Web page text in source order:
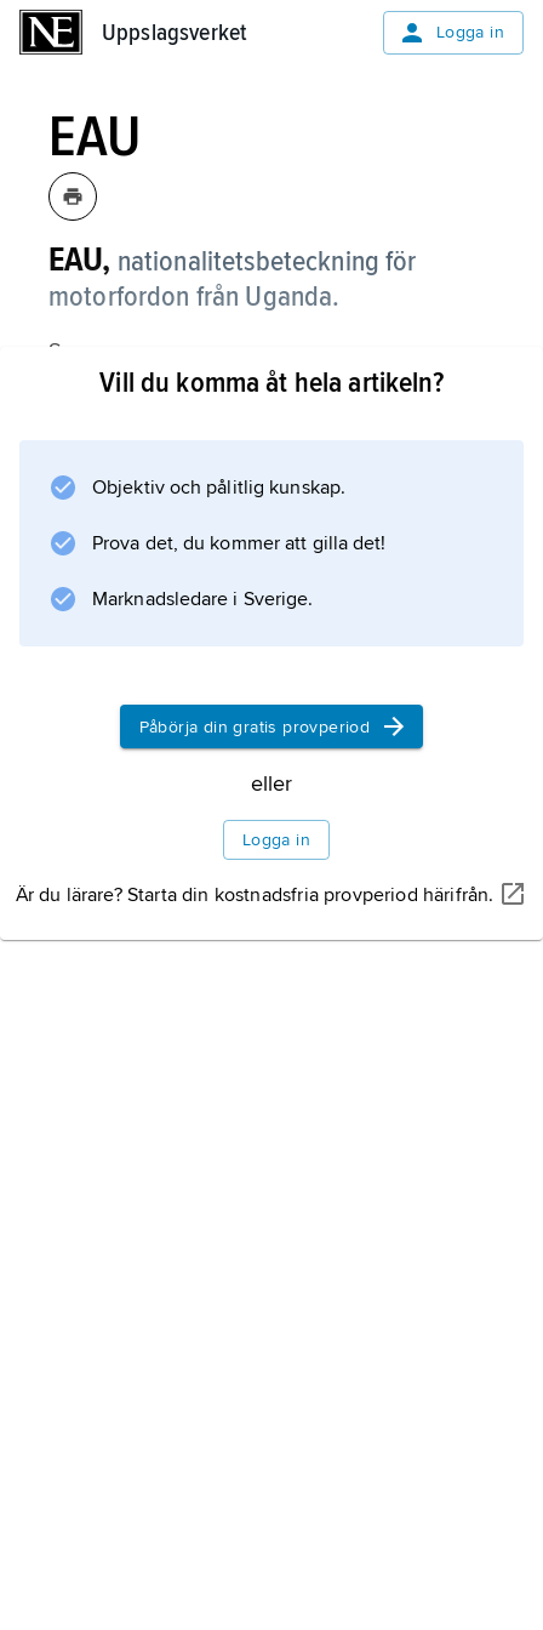
Uppslagsverket Logga in
EAU
EAU, nationalitetsbeteckning för
motorfordon från Uganda.
Se
nationalitetsbeteckning
Information om artikeln
Vill du komma åt hela artikeln?
Objektiv och pålitlig kunskap.
Prova det, du kommer att gilla det!
Marknadsledare i Sverige.
Påbörja din gratis provperiod
eller
Logga in
Är du lärare? Starta din kostnadsfria provperiod härifrån.